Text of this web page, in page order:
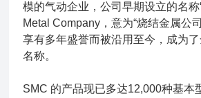
模的气动企业，公司早期设立的名
Metal Company，意为“烧结金属公
享有多年盛誉而被沿用至今，成为
名称。
SMC 的产品现已多达12,000种基本